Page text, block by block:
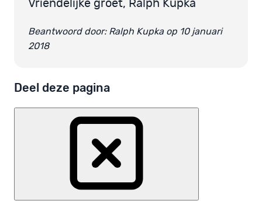
Vriendelijke groet, Ralph Kupka
Beantwoord door: Ralph Kupka op 10 januari
2018
Deel deze pagina